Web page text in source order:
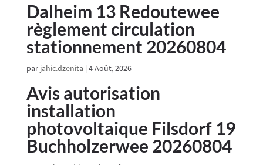
Dalheim 13 Redoutewee
règlement circulation
stationnement 20260804
par jahic.dzenita | 4 Août, 2026
Avis autorisation
installation
photovoltaique Filsdorf 19
Buchholzerwee 20260804